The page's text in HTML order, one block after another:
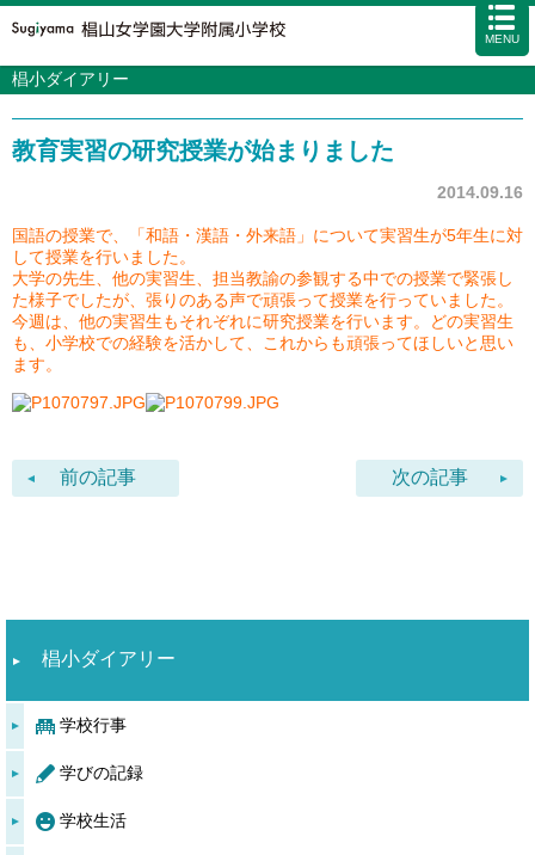
MENU
学校案内 カリキュラム
入試情報 学校生活
アクセス 資料請求 お問い合わせ サイトマップ
椙小ダイアリー
教育実習の研究授業が始まりました
2014.09.16
国語の授業で、「和語・漢語・外来語」について実習生が5年生に対
して授業を行いました。
大学の先生、他の実習生、担当教諭の参観する中での授業で緊張し
た様子でしたが、張りのある声で頑張って授業を行っていました。
今週は、他の実習生もそれぞれに研究授業を行います。どの実習生
も、小学校での経験を活かして、これからも頑張ってほしいと思い
ます。
前の記事 次の記事
椙小ダイアリー
学校行事
学びの記録
学校生活